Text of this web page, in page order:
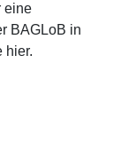
eine
BAGLoB in
hier.